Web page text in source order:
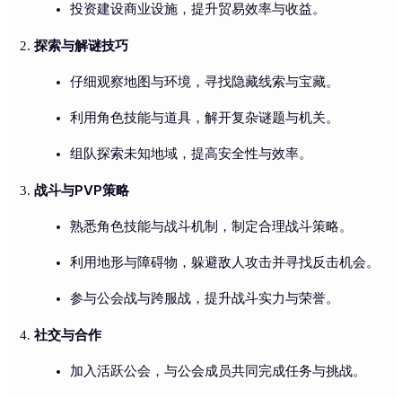
投资建设商业设施，提升贸易效率与收益。
探索与解谜技巧
仔细观察地图与环境，寻找隐藏线索与宝藏。
利用角色技能与道具，解开复杂谜题与机关。
组队探索未知地域，提高安全性与效率。
战斗与PVP策略
熟悉角色技能与战斗机制，制定合理战斗策略。
利用地形与障碍物，躲避敌人攻击并寻找反击机会。
参与公会战与跨服战，提升战斗实力与荣誉。
社交与合作
加入活跃公会，与公会成员共同完成任务与挑战。